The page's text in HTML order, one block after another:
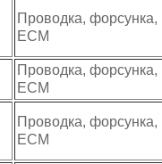
Проводка, форсунка,
ECM
Проводка, форсунка,
ECM
Проводка, форсунка,
ECM